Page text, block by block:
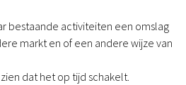
bestaande activiteiten een omslag
markt en of een andere wijze van
dat het op tijd schakelt.